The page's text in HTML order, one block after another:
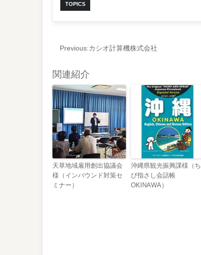
TOPICS
Previous:カシオ計算機株式会社
関連紹介
天草地域雇用創出協議会
様（インバウンド対策セ
ミナー）
沖縄県観光振興課様（ち
び指さし会話帳
OKINAWA）